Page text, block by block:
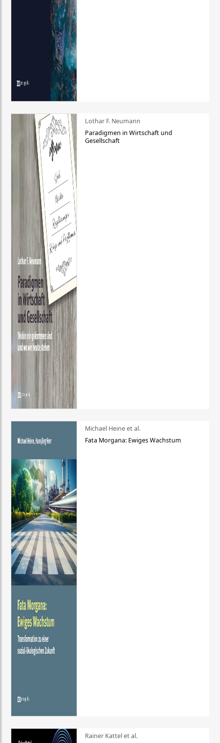
Lothar F. Neumann
Paradigmen in Wirtschaft und
Gesellschaft
Michael Heine et al.
Fata Morgana: Ewiges Wachstum
Rainer Kattel et al.